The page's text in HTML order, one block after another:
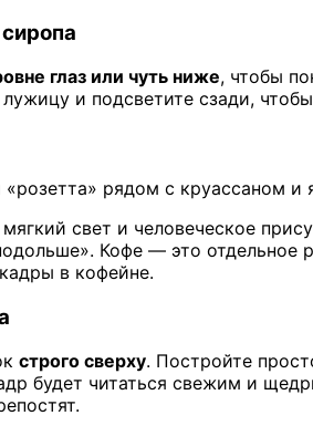
глаз или чуть ниже, чтобы
и подсветите сзади,
рядом с круассаном
свет и человеческое
Кофе — это
в кофейне.
строго сверху. Постройте
будет читаться свежим и